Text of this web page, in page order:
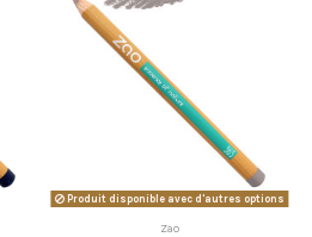
Produit disponible avec d'autres options
Zao